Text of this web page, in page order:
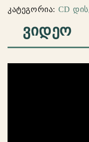
Ghost
Stories
კატეგორია: CD
ᲕᲘᲓᲔᲝ